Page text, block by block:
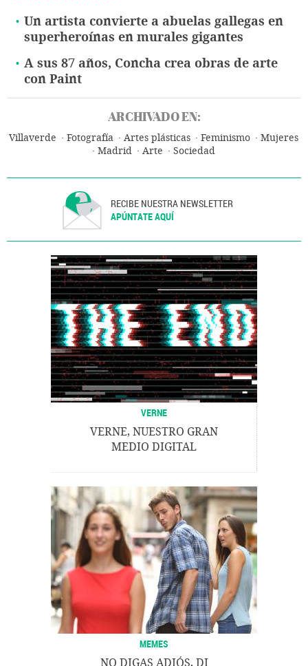
Un artista convierte a abuelas gallegas en
superheroínas en murales gigantes
A sus 87 años, Concha crea obras de arte
con Paint
ARCHIVADO EN:
Villaverde Fotografía Artes plásticas Feminismo
Mujeres
Madrid
Arte Sociedad
RECIBE NUESTRA NEWSLETTER
APÚNTATE AQUÍ
VERNE
VERNE, NUESTRO GRAN
MEDIO DIGITAL
MEMES
NO DIGAS ADIÓS, DI